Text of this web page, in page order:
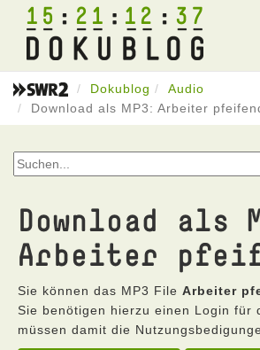
15 21 12 37
Dokublog
Audio
Download als MP3: Arbeiter
Download als
Arbeiter
Sie können das MP3 File Arbeiter
Sie benötigen hierzu einen Login für
müssen damit die